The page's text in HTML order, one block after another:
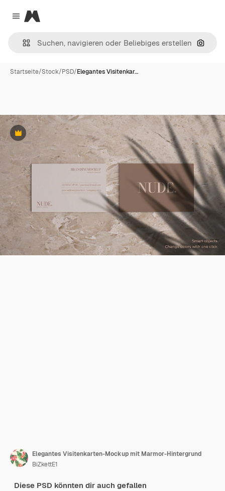
Close menu
Magnific
Nach
Startseite/Stock/PSD/Elegantes Visitenkar…
Premium
Elegantes Visitenkarten-Mockup mit Marmor-Hintergrund
BiZkettE1
Diese PSD könnten dir auch gefallen